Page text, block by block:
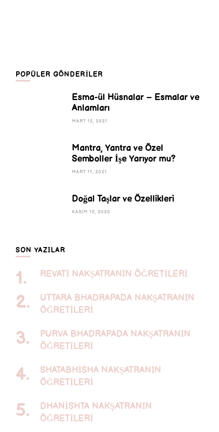
POPÜLER GÖNDERILER
Esma-ül Hüsnalar – Esmalar ve
Anlamları
MART 12, 2021
Mantra, Yantra ve Özel
Semboller İşe Yarıyor mu?
MART 11, 2021
Doğal Taşlar ve Özellikleri
KASIM 15, 2020
SON YAZILAR
REVATİ NAKŞATRANIN ÖĞRETİLERİ
UTTARA BHADRAPADA NAKŞATRANIN
ÖĞRETİLERİ
PURVA BHADRAPADA NAKŞATRANIN
ÖĞRETİLERİ
SHATABHİSHA NAKŞATRANIN
ÖĞRETİLERİ
DHANİSHTA NAKŞATRANIN
ÖĞRETİLERİ